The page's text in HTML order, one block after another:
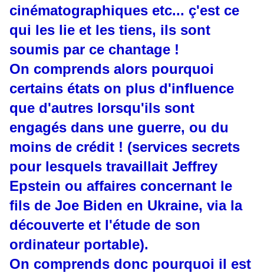
cinématographiques etc... ç'est ce
qui les lie et les tiens, ils sont
soumis par ce chantage !
On comprends alors pourquoi
certains états on plus d'influence
que d'autres lorsqu'ils sont
engagés dans une guerre, ou du
moins de crédit ! (services secrets
pour lesquels travaillait Jeffrey
Epstein ou affaires concernant le
fils de Joe Biden en Ukraine, via la
découverte et l'étude de son
ordinateur portable).
On comprends donc pourquoi il est